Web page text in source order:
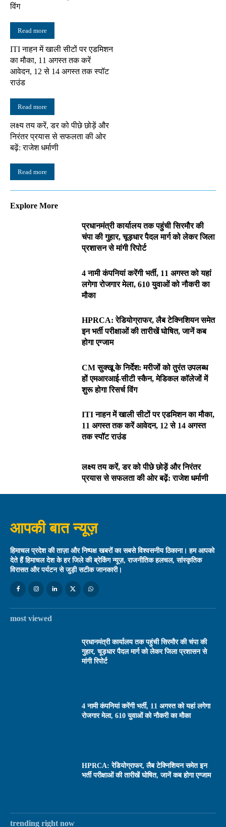
विंग
Read more
ITI नाहन में खाली सीटों पर एडमिशन
का मौका, 11 अगस्त तक करें
आवेदन, 12 से 14 अगस्त तक स्पॉट
राउंड
Read more
लक्ष्य तय करें, डर को पीछे छोड़ें और
निरंतर प्रयास से सफलता की ओर
बढ़ें: राजेश धर्माणी
Read more
Explore More
प्रधानमंत्री कार्यालय तक पहुंची सिरमौर की
चंपा की गुहार, चूड़धार पैदल मार्ग को लेकर जिला
प्रशासन से मांगी रिपोर्ट
4 नामी कंपनियां करेंगी भर्ती, 11 अगस्त को यहां
लगेगा रोजगार मेला, 610 युवाओं को नौकरी का
मौका
HPRCA: रेडियोग्राफर, लैब टेक्निशियन समेत
इन भर्ती परीक्षाओं की तारीखें घोषित, जानें कब
होगा एग्जाम
CM सुक्खू के निर्देश: मरीजों को तुरंत उपलब्ध
हों एमआरआई-सीटी स्कैन, मेडिकल कॉलेजों में
शुरू होगा रिसर्च विंग
ITI नाहन में खाली सीटों पर एडमिशन का मौका,
11 अगस्त तक करें आवेदन, 12 से 14 अगस्त
तक स्पॉट राउंड
लक्ष्य तय करें, डर को पीछे छोड़ें और निरंतर
प्रयास से सफलता की ओर बढ़ें: राजेश धर्माणी
आपकी बात न्यूज़
हिमाचल प्रदेश की ताज़ा और निष्पक्ष खबरों का सबसे विश्वसनीय ठिकाना। हम आपको
देते हैं हिमाचल देश के हर जिले की ब्रेकिंग न्यूज़, राजनीतिक हलचल, सांस्कृतिक
विरासत और पर्यटन से जुड़ी सटीक जानकारी।
most viewed
प्रधानमंत्री कार्यालय तक पहुंची सिरमौर की चंपा की
गुहार, चूड़धार पैदल मार्ग को लेकर जिला प्रशासन से
मांगी रिपोर्ट
4 नामी कंपनियां करेंगी भर्ती, 11 अगस्त को यहां लगेगा
रोजगार मेला, 610 युवाओं को नौकरी का मौका
HPRCA: रेडियोग्राफर, लैब टेक्निशियन समेत इन
भर्ती परीक्षाओं की तारीखें घोषित, जानें कब होगा एग्जाम
trending right now